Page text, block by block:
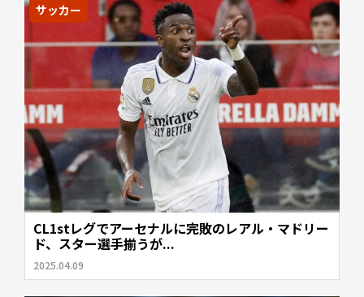
サッカー
CL1stレグでアーセナルに完敗のレアル・マドリー
ド、スター選手揃うが...
2025.04.09